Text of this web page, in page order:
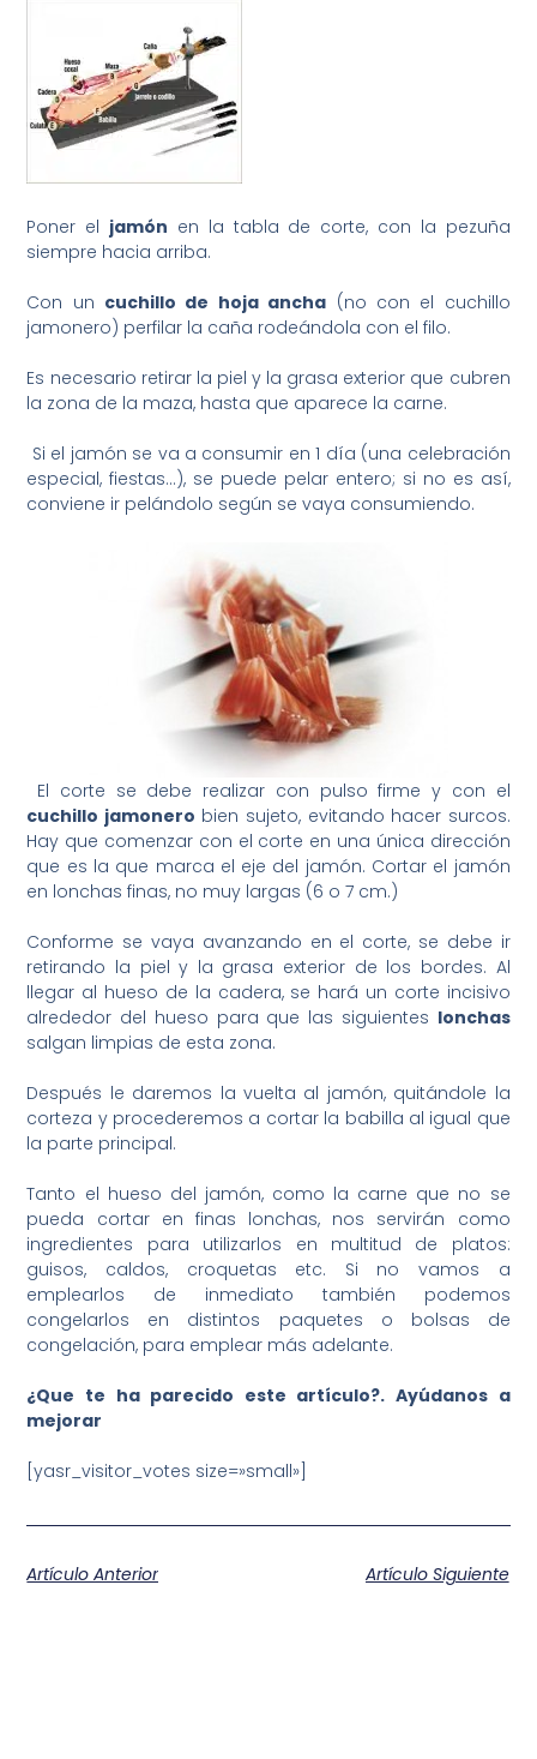
Poner el jamón en la tabla de corte, con la pezuña
siempre hacia arriba.
Con un cuchillo de hoja ancha (no con el cuchillo
jamonero) perfilar la caña rodeándola con el filo.
Es necesario retirar la piel y la grasa exterior que cubren
la zona de la maza, hasta que aparece la carne.
Si el jamón se va a consumir en 1 día (una celebración
especial, fiestas…), se puede pelar entero; si no es así,
conviene ir pelándolo según se vaya consumiendo.
El corte se debe realizar con pulso firme y con el
cuchillo jamonero bien sujeto, evitando hacer surcos.
Hay que comenzar con el corte en una única dirección
que es la que marca el eje del jamón. Cortar el jamón
en lonchas finas, no muy largas (6 o 7 cm.)
Conforme se vaya avanzando en el corte, se debe ir
retirando la piel y la grasa exterior de los bordes. Al
llegar al hueso de la cadera, se hará un corte incisivo
alrededor del hueso para que las siguientes lonchas
salgan limpias de esta zona.
Después le daremos la vuelta al jamón, quitándole la
corteza y procederemos a cortar la babilla al igual que
la parte principal.
Tanto el hueso del jamón, como la carne que no se
pueda cortar en finas lonchas, nos servirán como
ingredientes para utilizarlos en multitud de platos:
guisos, caldos, croquetas etc. Si no vamos a
emplearlos de inmediato también podemos
congelarlos en distintos paquetes o bolsas de
congelación, para emplear más adelante.
¿Que te ha parecido este artículo?. Ayúdanos a
mejorar
[yasr_visitor_votes size=»small»]
Artículo Anterior Artículo Siguiente